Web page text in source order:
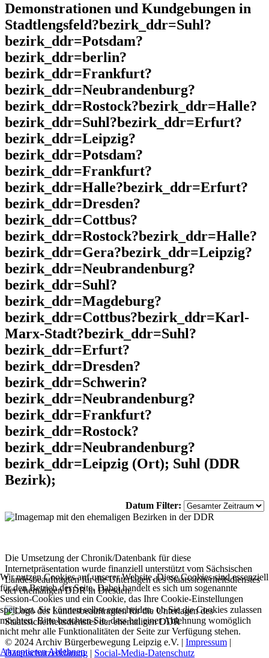
Demonstrationen und Kundgebungen in
Stadtlengsfeld?bezirk_ddr=Suhl?
bezirk_ddr=Potsdam?
bezirk_ddr=berlin?
bezirk_ddr=Frankfurt?
bezirk_ddr=Neubrandenburg?
bezirk_ddr=Rostock?bezirk_ddr=Halle?
bezirk_ddr=Suhl?bezirk_ddr=Erfurt?
bezirk_ddr=Leipzig?
bezirk_ddr=Potsdam?
bezirk_ddr=Frankfurt?
bezirk_ddr=Halle?bezirk_ddr=Erfurt?
bezirk_ddr=Dresden?
bezirk_ddr=Cottbus?
bezirk_ddr=Rostock?bezirk_ddr=Halle?
bezirk_ddr=Gera?bezirk_ddr=Leipzig?
bezirk_ddr=Neubrandenburg?
bezirk_ddr=Suhl?
bezirk_ddr=Magdeburg?
bezirk_ddr=Cottbus?bezirk_ddr=Karl-
Marx-Stadt?bezirk_ddr=Suhl?
bezirk_ddr=Erfurt?
bezirk_ddr=Dresden?
bezirk_ddr=Schwerin?
bezirk_ddr=Neubrandenburg?
bezirk_ddr=Frankfurt?
bezirk_ddr=Rostock?
bezirk_ddr=Neubrandenburg?
bezirk_ddr=Leipzig (Ort); Suhl (DDR
Bezirk);
Datum Filter:
Die Umsetzung der Chronik/Datenbank für diese
Internetpräsentation wurde finanziell unterstützt vom Sächsischen
Landesbeauftragten für die Unterlagen des Staatssicherheitsdienstes
der ehemaligen DDR in Dresden.
© 2024 Archiv Bürgerbewegung Leipzig e.V. | Impressum |
Datenschutzerklärung | Social-Media-Datenschutz
Wir nutzen Cookies auf unserer Website. Diese Cookies sind essenziell
für den Betrieb der Seite. Dabei handelt es sich um sogenannte
Session-Cookies und ein Cookie, das Ihre Cookie-Einstellungen
speichert. Sie können selbst entscheiden, ob Sie die Cookies zulassen
möchten. Bitte beachten Sie, dass bei einer Ablehnung womöglich
nicht mehr alle Funktionalitäten der Seite zur Verfügung stehen.
AkzeptierenAblehnen